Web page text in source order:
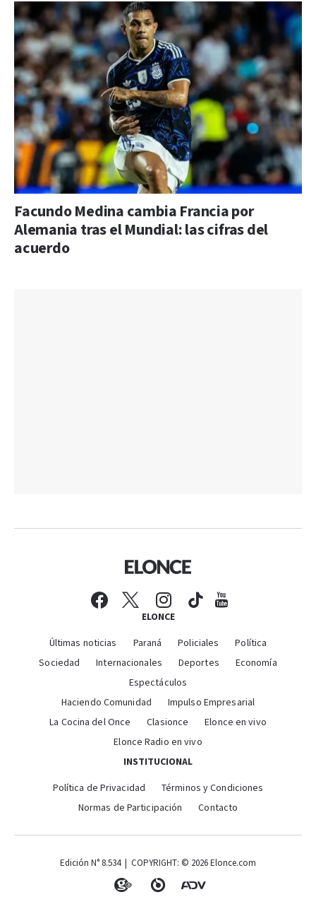
Facundo Medina cambia Francia por
Alemania tras el Mundial: las cifras del
acuerdo
ELONCE
Últimas noticias Paraná Policiales
Política
Sociedad
Internacionales Deportes
Economía
Espectáculos
Haciendo Comunidad
Impulso Empresarial
La Cocina del Once
Clasionce
Elonce en vivo
Elonce Radio en vivo
INSTITUCIONAL
Política de Privacidad
Términos y Condiciones
Normas de Participación
Contacto
Edición N° 8.534 | COPYRIGHT: © 2026 Elonce.com